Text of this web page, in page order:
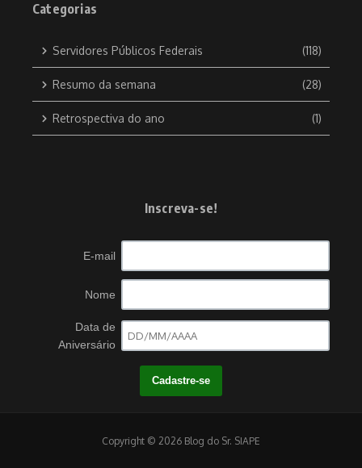
Categorias
Servidores Públicos Federais (118)
Resumo da semana (28)
Retrospectiva do ano (1)
Inscreva-se!
E-mail
Nome
Data de
Aniversário
Copyright © 2026 Blog do Sr. SIAPE